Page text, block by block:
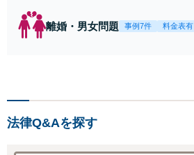
離婚・男女問題 事例7件 料金表有
法律Q&Aを探す